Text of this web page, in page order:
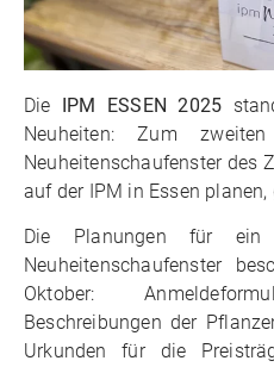
Die IPM ESSEN 2025
Neuheiten: Zum
Neuheitenschaufenster des
auf der IPM in Essen
Die Planungen für ein
Neuheitenschaufenster
Oktober:
Beschreibungen der
Urkunden für die